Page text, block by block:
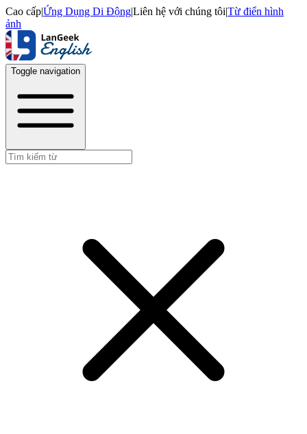
Cao cấp|Ứng Dụng Di Động|Liên hệ với chúng tôi|Từ điển hình
ảnh
Toggle navigation